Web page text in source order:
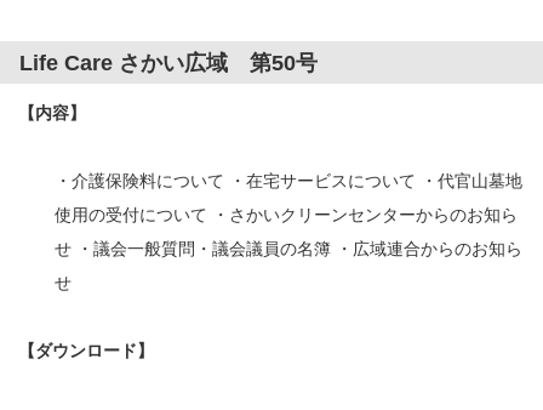
Life Care さかい広域 第50号
【内容】
・介護保険料について ・在宅サービスについて ・代官山墓地
使用の受付について ・さかいクリーンセンターからのお知ら
せ ・議会一般質問・議会議員の名簿 ・広域連合からのお知ら
せ
【ダウンロード】